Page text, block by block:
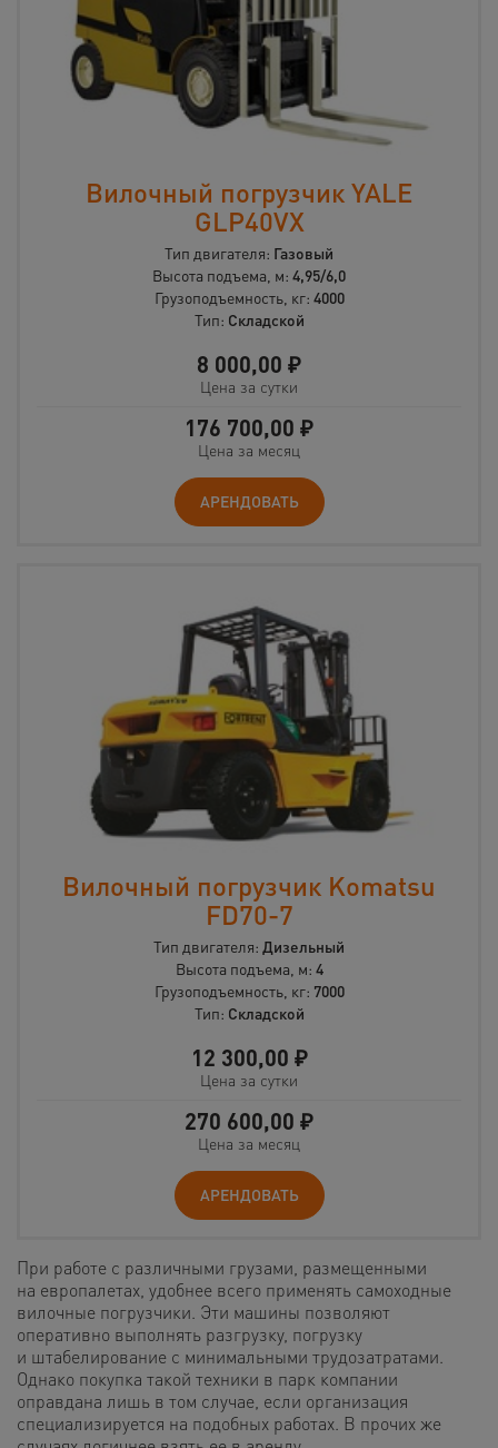
Вилочный погрузчик YALE
GLP40VX
Тип двигателя: Газовый
Высота подъема, м: 4,95/6,0
Грузоподъемность, кг: 4000
Тип: Складской
8 000,00 ₽
Цена за сутки
176 700,00 ₽
Цена за месяц
АРЕНДОВАТЬ
Вилочный погрузчик Komatsu
FD70-7
Тип двигателя: Дизельный
Высота подъема, м: 4
Грузоподъемность, кг: 7000
Тип: Складской
12 300,00 ₽
Цена за сутки
270 600,00 ₽
Цена за месяц
АРЕНДОВАТЬ
При работе с различными грузами, размещенными
на европалетах, удобнее всего применять самоходные
вилочные погрузчики. Эти машины позволяют
оперативно выполнять разгрузку, погрузку
и штабелирование с минимальными трудозатратами.
Однако покупка такой техники в парк компании
оправдана лишь в том случае, если организация
специализируется на подобных работах. В прочих же